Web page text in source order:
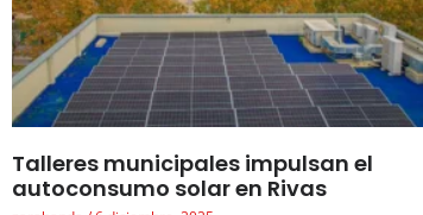
Talleres municipales impulsan el
autoconsumo solar en Rivas